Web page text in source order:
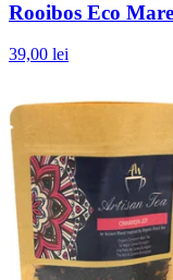
Rooibos Eco
39,00 lei